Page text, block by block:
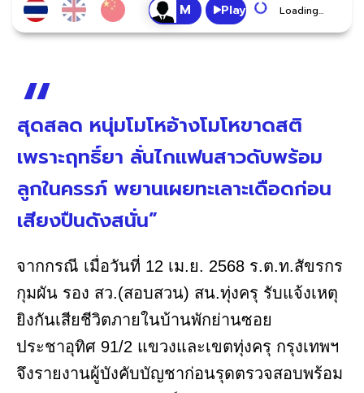
Play Loading...
สุดสลด หนุ่มโมโหอ้างโมโหขาดสติ
เพราะฤทธิ์ยา ลั่นไกแฟนสาวดับพร้อม
ลูกในครรภ์ พยานเผยทะเลาะเดือดก่อน
เสียงปืนดังสนั่น”
จากกรณี เมื่อวันที่ 12 เม.ย. 2568 ร.ต.ท.สัขรกร
กุมผัน รอง สว.(สอบสวน) สน.ทุ่งครุ รับแจ้งเหตุ
ยิงกันเสียชีวิตภายในบ้านพักย่านซอย
ประชาอุทิศ 91/2 แขวงและเขตทุ่งครุ กรุงเทพฯ
จึงรายงานผู้บังคับบัญชาก่อนรุดตรวจสอบพร้อม